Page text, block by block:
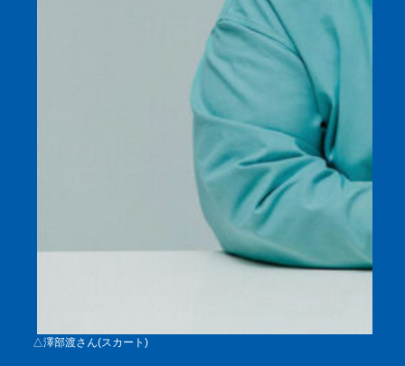
△澤部渡さん(スカート)